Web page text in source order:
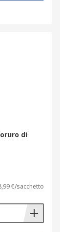
di
€/sacchetto